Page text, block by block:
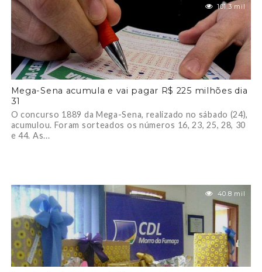
101.3 mil
Mega-Sena acumula e vai pagar R$ 225 milhões dia
31
O concurso 1889 da Mega-Sena, realizado no sábado (24),
acumulou. Foram sorteados os números 16, 23, 25, 28, 30
e 44. As...
40.8 mil